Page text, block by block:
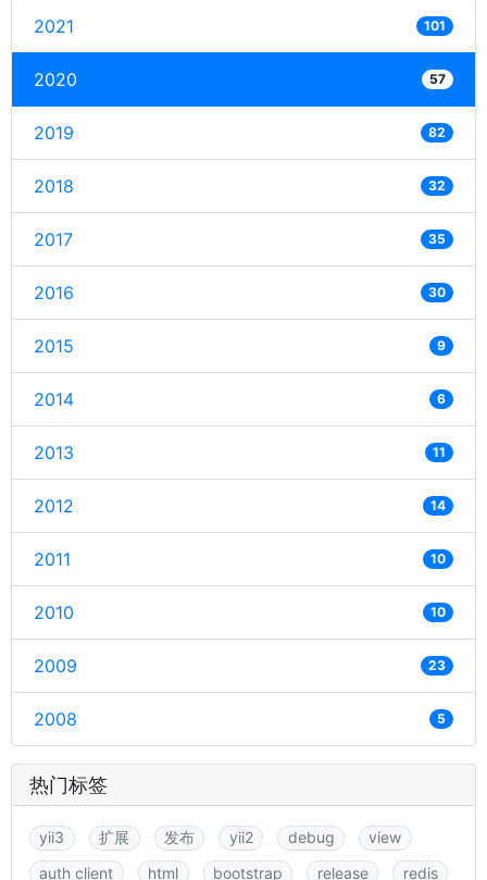
2021 101
2020 57
2019 82
2018 32
2017 35
2016 30
2015 9
2014 6
2013 11
2012 14
2011 10
2010 10
2009 23
2008 5
热门标签
yii3 扩展 发布 yii2 debug
view
auth client
html bootstrap release redis